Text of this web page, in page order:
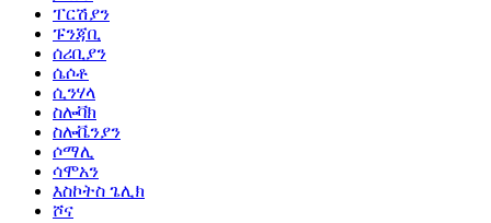
ፐርሽያን
ፑንጃቢ
ሰሪቢያን
ሴሶቶ
ሲንሃላ
ስሎቫክ
ስሎቬንያን
ሶማሊ
ሳሞአን
እስኮትስ ጌሊክ
ሾና